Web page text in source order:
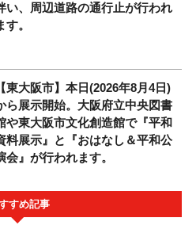
い、周辺道路の通行止が行われ
す。
【東大阪市】本日(2026年8月4日)
ら展示開始。大阪府立中央図書
や東大阪市文化創造館で『平和
料展示』と『おはなし＆平和公
会』が行われます。
すめ記事